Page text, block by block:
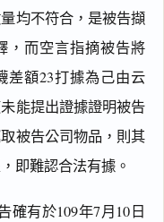
均不符合，是被告擷
，而空言指摘被告將
差額23打據為己由云
能提出證據證明被告
被告公司物品，則其
即難認合法有據。
有於109年7月10日